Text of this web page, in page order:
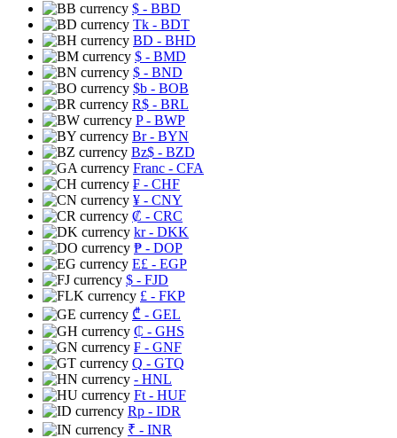
$ - BBD
Tk - BDT
BD - BHD
$ - BMD
$ - BND
$b - BOB
R$ - BRL
P- BWP
Br- BYN
Bz$ - BZD
Franc - CFA
₣ - CHF
¥ - CNY
₡ - CRC
kr- DKK
₱ - DOP
E£ - EGP
$ - FJD
£ - FKP
₾ - GEL
₵ - GHS
₣ - GNF
Q - GTQ
- HNL
Ft - HUF
Rp - IDR
₹ - INR